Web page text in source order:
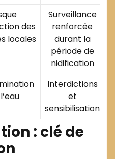
des
locales
Surveillance
renforcée
durant la
période de
nidification
Interdictions
et
sensibilisation
: clé de